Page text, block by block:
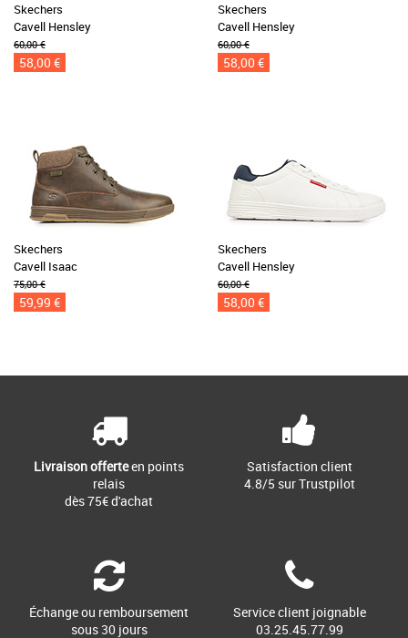
Skechers
Cavell Hensley
60,00 €
58,00 €
Skechers
Cavell Hensley
60,00 €
58,00 €
Skechers
Cavell Isaac
75,00 €
59,99 €
Skechers
Cavell Hensley
60,00 €
58,00 €
Livraison offerteen points
relais
dès 75€ d'achat
Satisfaction client
4.8/5 sur Trustpilot
Échange ou remboursement
sous 30 jours
Service client joignable
03.25.45.77.99